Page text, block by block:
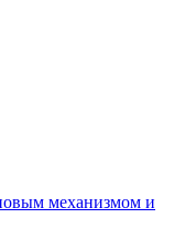
механизмом и